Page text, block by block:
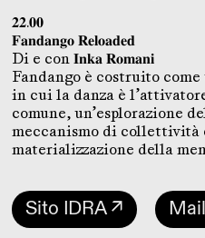
𝟐𝟐.𝟎𝟎
𝐅𝐚𝐧𝐝𝐚𝐧𝐠𝐨 𝐑𝐞𝐥𝐨𝐚𝐝𝐞𝐝
Di e con 𝐈𝐧𝐤𝐚 𝐑𝐨𝐦𝐚𝐧𝐢
Fandango è costruito
in cui la danza è
comune, un’esplorazione
meccanismo di collettività
materializzazione della
Sito IDRA ↗